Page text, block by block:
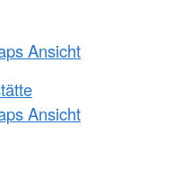
Ansicht
Ansicht